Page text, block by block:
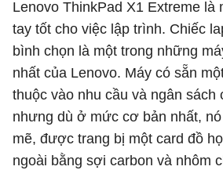
Lenovo ThinkPad X1 Extreme là
tay tốt cho việc lập trình. Chiếc
bình chọn là một trong những
nhất của Lenovo. Máy có sẵn
thuộc vào nhu cầu và ngân sách
nhưng dù ở mức cơ bản nhất,
mẽ, được trang bị một card đồ
ngoài bằng sợi carbon và nhôm